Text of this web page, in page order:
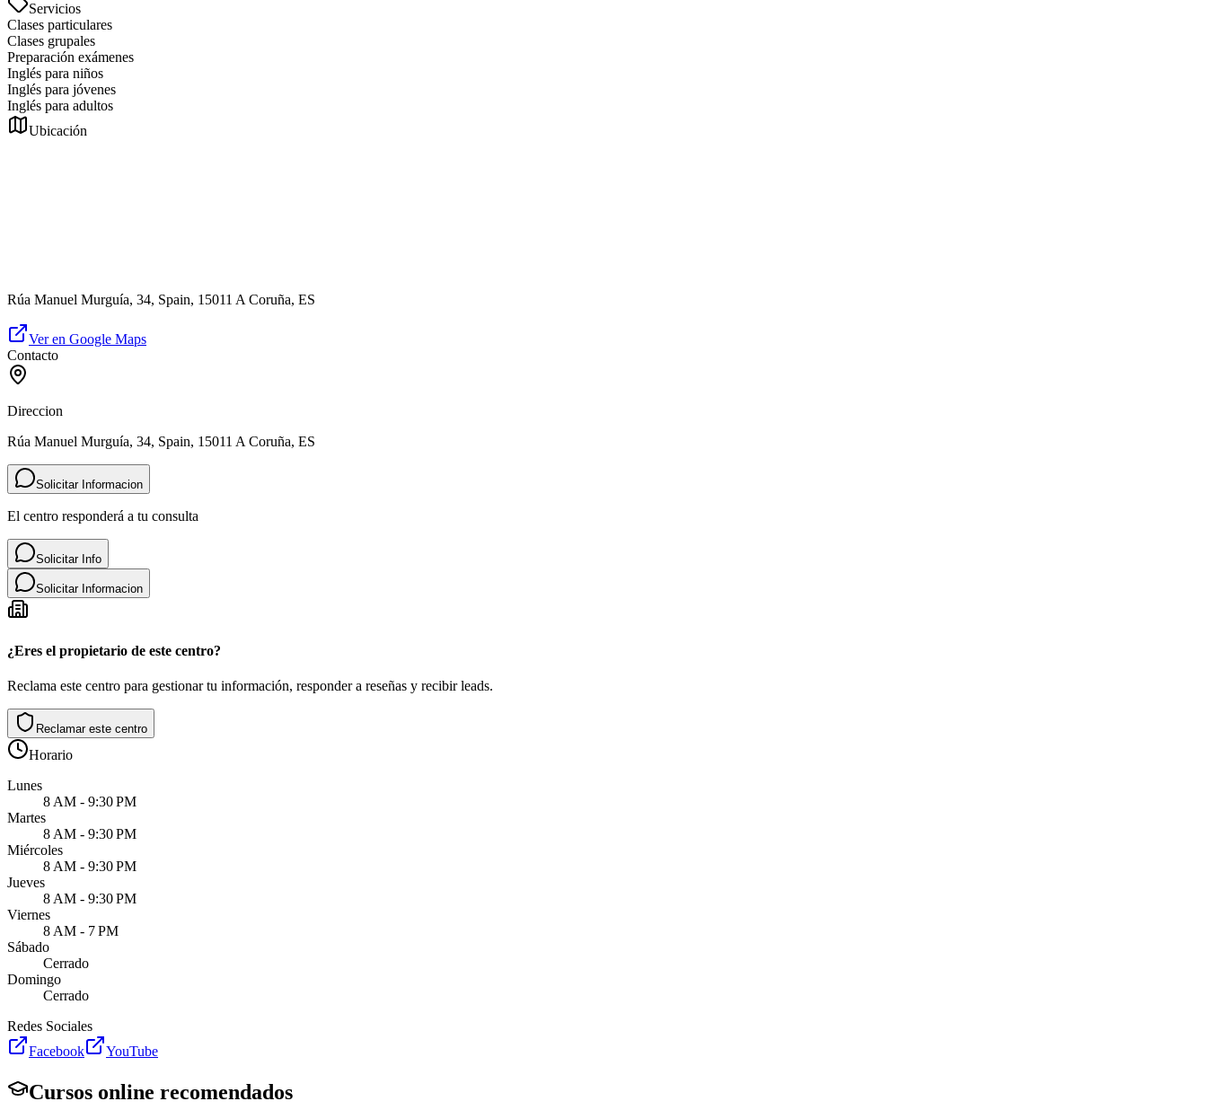
Servicios
Clases particulares
Clases grupales
Preparación exámenes
Inglés para niños
Inglés para jóvenes
Inglés para adultos
Ubicación
Rúa Manuel Murguía, 34, Spain, 15011 A Coruña, ES
Ver en Google Maps
Contacto
Direccion
Rúa Manuel Murguía, 34, Spain, 15011 A Coruña, ES
Solicitar Informacion
El centro responderá a tu consulta
Solicitar Info
Solicitar Informacion
¿Eres el propietario de este centro?
Reclama este centro para gestionar tu información, responder a reseñas y recibir leads.
Reclamar este centro
Horario
Lunes
8 AM - 9:30 PM
Martes
8 AM - 9:30 PM
Miércoles
8 AM - 9:30 PM
Jueves
8 AM - 9:30 PM
Viernes
8 AM - 7 PM
Sábado
Cerrado
Domingo
Cerrado
Redes Sociales
Facebook
YouTube
Cursos online recomendados